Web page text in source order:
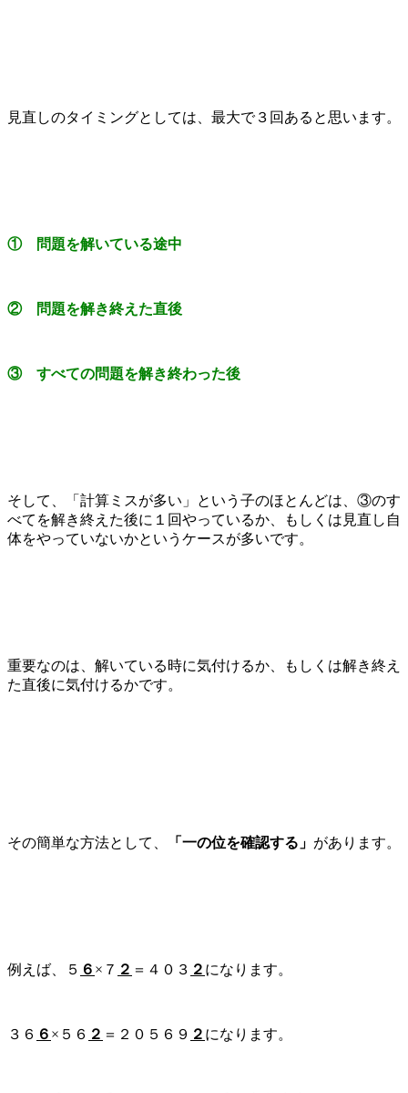
見直しのタイミングとしては、最大で３回あると思います。
① 問題を解いている途中
② 問題を解き終えた直後
③ すべての問題を解き終わった後
そして、「計算ミスが多い」という子のほとんどは、③のす
べてを解き終えた後に１回やっているか、もしくは見直し自
体をやっていないかというケースが多いです。
重要なのは、解いている時に気付けるか、もしくは解き終え
た直後に気付けるかです。
その簡単な方法として、 「一の位を確認する」 があります。
例えば、５ ６ ×７ ２ ＝４０３ ２ になります。
３６ ６ ×５６ ２ ＝２０５６９ ２ になります。